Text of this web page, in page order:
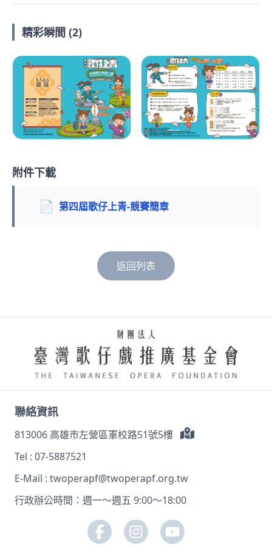
精彩瞬間 (2)
附件下載
📄 第四屆歌仔上青-競賽簡章
返回列表
聯絡資訊
813006 高雄市左營區軍校路51號5樓
Tel : 07-5887521
E-Mail : twoperapf@twoperapf.org.tw
行政辦公時間：週一～週五 9:00～18:00